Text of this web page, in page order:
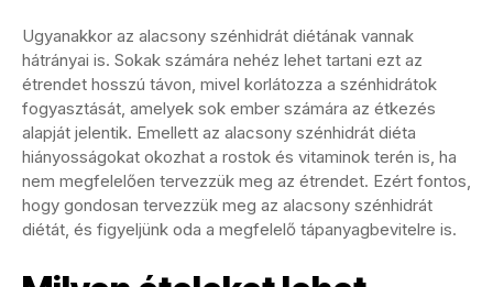
Ugyanakkor az alacsony szénhidrát diétának vannak
hátrányai is. Sokak számára nehéz lehet tartani ezt az
étrendet hosszú távon, mivel korlátozza a szénhidrátok
fogyasztását, amelyek sok ember számára az étkezés
alapját jelentik. Emellett az alacsony szénhidrát diéta
hiányosságokat okozhat a rostok és vitaminok terén is, ha
nem megfelelően tervezzük meg az étrendet. Ezért fontos,
hogy gondosan tervezzük meg az alacsony szénhidrát
diétát, és figyeljünk oda a megfelelő tápanyagbevitelre is.